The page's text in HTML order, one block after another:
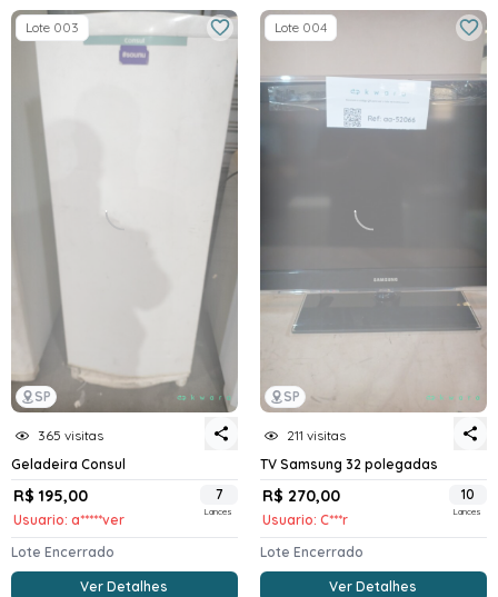
SP
Lote 003
365 visitas
Geladeira Consul
R$ 195,00
Usuario: a*****ver
7
Lances
Lote Encerrado
Ver Detalhes
SP
Lote 004
211 visitas
TV Samsung 32 polegadas
R$ 270,00
Usuario: C***r
10
Lances
Lote Encerrado
Ver Detalhes